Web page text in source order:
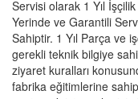
Servisi olarak 1 Yıl
Yerinde ve Garantili
Sahiptir. 1 Yıl Parça ve
gerekli teknik bilgiye
ziyaret kuralları
fabrika eğitimlerine